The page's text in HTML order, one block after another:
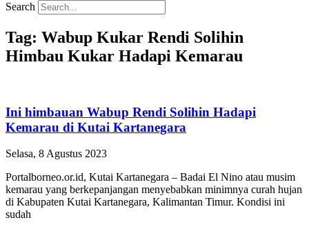
Search
Tag: Wabup Kukar Rendi Solihin
Himbau Kukar Hadapi Kemarau
Ini himbauan Wabup Rendi Solihin Hadapi
Kemarau di Kutai Kartanegara
Selasa, 8 Agustus 2023
Portalborneo.or.id, Kutai Kartanegara – Badai El Nino atau musim
kemarau yang berkepanjangan menyebabkan minimnya curah hujan
di Kabupaten Kutai Kartanegara, Kalimantan Timur. Kondisi ini
sudah